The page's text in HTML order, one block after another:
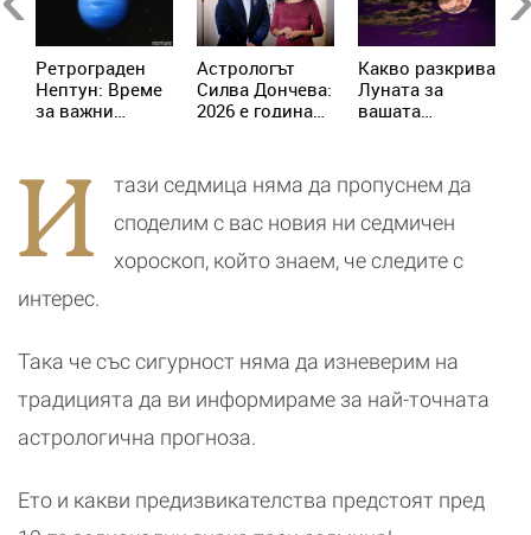
Ретрограден
Нептун: Време
за важни
Астрологът
Силва Дончева:
2026 е година
отключват
новата
реалност
Kакво разкрива
Луната за
вашата
И
тази седмица няма да пропуснем да
споделим с вас новия ни седмичен
хороскоп, който знаем, че следите с
интерес.
Така че със сигурност няма да изневерим на
традицията да ви информираме за най-точната
астрологична прогноза.
Ето и какви предизвикателства предстоят пред